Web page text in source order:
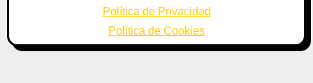
Política de Privacidad
Política de Cookies